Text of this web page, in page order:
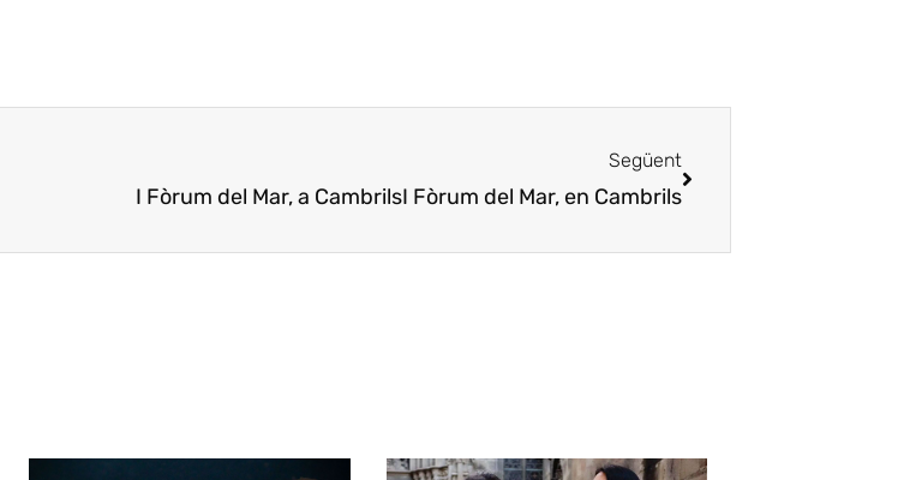
Següent
I Fòrum del Mar, a CambrilsI Fòrum del Mar, en Cambrils